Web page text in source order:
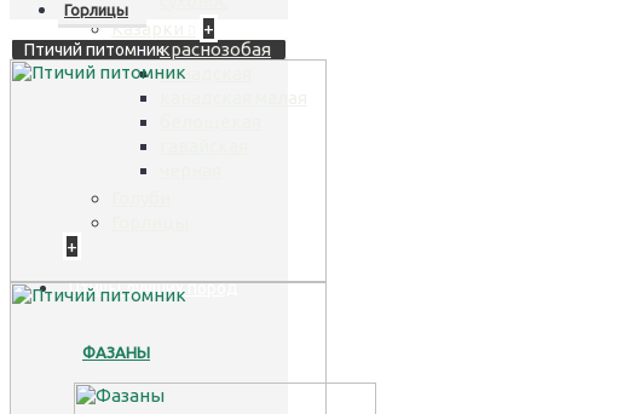
Казарки
+
краснозобая
канадская
+
Птицы лучших пород
ФАЗАНЫ
Горлицы
Птичий питомник